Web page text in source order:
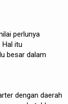
perlunya
Hal itu
besar dalam
dengan daerah